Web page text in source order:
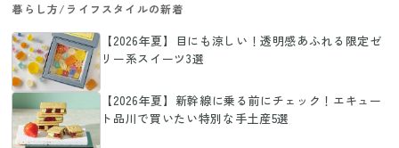
暮らし方/ライフスタイルの新着
【2026年夏】目にも涼しい！透明感あふれる限定ゼ
リー系スイーツ3選
【2026年夏】新幹線に乗る前にチェック！エキュー
ト品川で買いたい特別な手土産5選